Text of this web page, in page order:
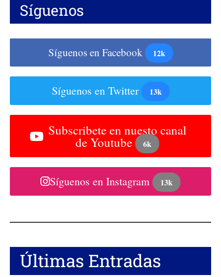
Síguenos
Síguenos en Facebook 12k
Síguenos en Twitter 13k
Subscribete en nuesto canal
de Youtube 6k
Síguenos en Instagram 13k
Últimas Entradas